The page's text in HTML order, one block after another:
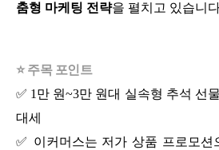
춤형 마케팅 전략을 펼치고 있습니
⭐ 주목 포인트
✅ 1만 원~3만 원대 실속형 추석 선
대세
✅ 이커머스는 저가 상품 프로모션